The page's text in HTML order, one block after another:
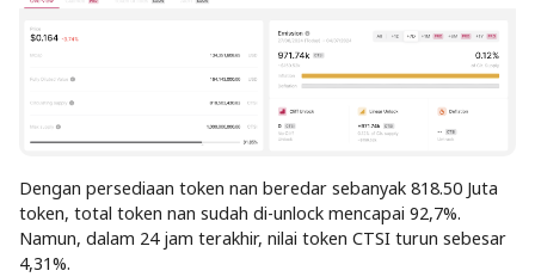
Dengan persediaan token nan beredar sebanyak 818.50 Juta
token, total token nan sudah di-unlock mencapai 92,7%.
Namun, dalam 24 jam terakhir, nilai token CTSI turun sebesar
4,31%.